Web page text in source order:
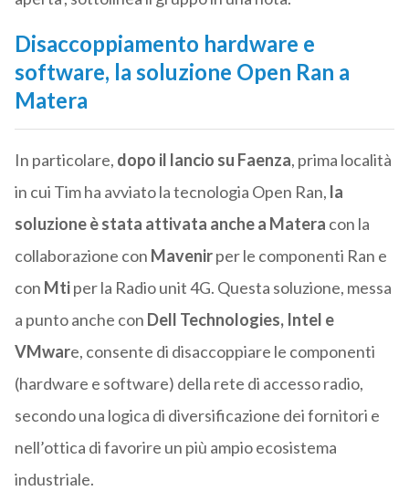
Disaccoppiamento hardware e
software, la soluzione Open Ran a
Matera
In particolare, dopo il lancio su Faenza, prima località
in cui Tim ha avviato la tecnologia Open Ran, la
soluzione è stata attivata anche a Matera con la
collaborazione con Mavenirper le componenti Ran e
con Mtiper la Radio unit 4G. Questa soluzione, messa
a punto anche con Dell Technologies, Intel e
VMware, consente di disaccoppiare le componenti
(hardware e software) della rete di accesso radio,
secondo una logica di diversificazione dei fornitori e
nell’ottica di favorire un più ampio ecosistema
industriale.